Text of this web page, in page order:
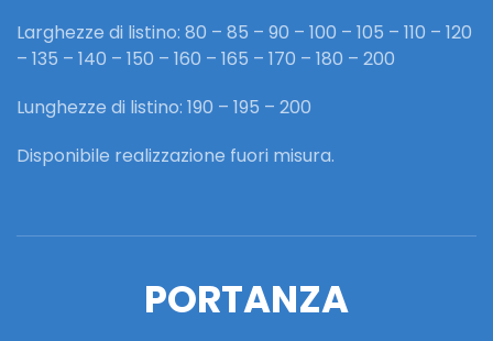
Larghezze di listino: 80 – 85 – 90 – 100 – 105 – 110 – 120
– 135 – 140 – 150 – 160 – 165 – 170 – 180 – 200
Lunghezze di listino: 190 – 195 – 200
Disponibile realizzazione fuori misura.
PORTANZA